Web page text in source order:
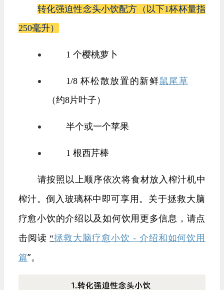
转化强迫性念头小饮配方（以下1杯杯量指
250毫升）
1 个樱桃萝卜
1/8 杯松散放置的新鲜 鼠尾草
（约8片叶子）
半个或一个苹果
1 根西芹棒
请按照以上顺序依次将食材放入榨汁机中
榨汁。倒入玻璃杯中即可享用。 关于拯救大脑
疗愈小饮的介绍以及如何饮用更多信息，请点
击阅读“拯救大脑疗愈小饮 - 介绍和如何饮用
篇”。